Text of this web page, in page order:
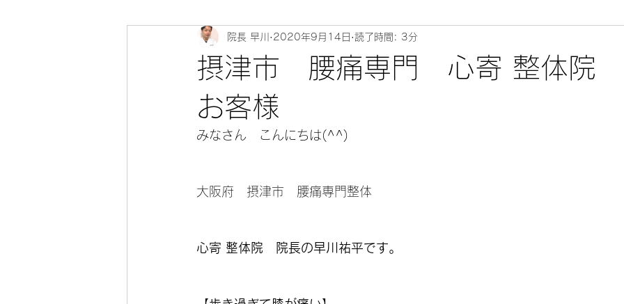
心寄 整体院 健康教室～身体のソムリエ～
摂津市 腰痛専門 心寄 整体院
お客様
院長 早川 2020年9月14日 読了時間: 3分
みなさん　こんにちは(^^)
大阪府　摂津市　腰痛専門整体
心寄 整体院　院長の早川祐平です。